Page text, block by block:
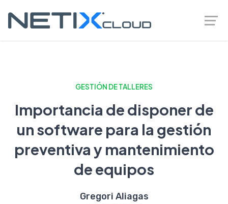
GESTIÓN DE TALLERES
Importancia de disponer de
un software para la gestión
preventiva y mantenimiento
de equipos
Gregori Aliagas